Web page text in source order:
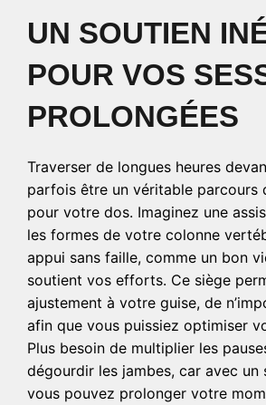
UN SOUTIEN
POUR VOS
PROLONGÉES
Traverser de longues heures
parfois être un véritable parcours
pour votre dos. Imaginez une
les formes de votre colonne
appui sans faille, comme un bon
soutient vos efforts. Ce siège
ajustement à votre guise, de
afin que vous puissiez optimiser
Plus besoin de multiplier les
dégourdir les jambes, car avec un
vous pouvez prolonger votre